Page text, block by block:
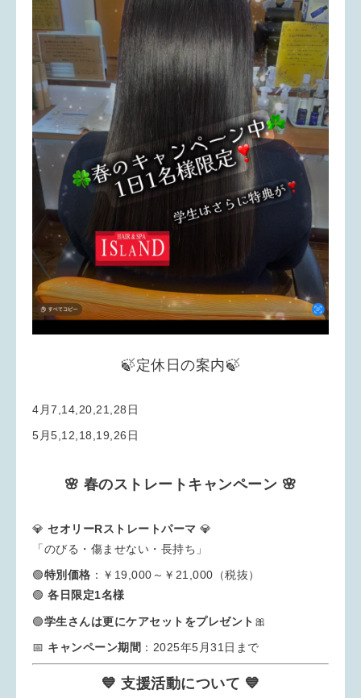
🍃定休日の案内🍃
4月7,14,20,21,28日
5月5,12,18,19,26日
🌸 春のストレートキャンペーン 🌸
💎 セオリーRストレートパーマ 💎
「のびる・傷ませない・長持ち」
🟢特別 価格 ：￥19,000～￥21,000（税抜）
🟢 各日限定1名様
🟢学生さんは更にケアセットをプレゼント 🎀
📅 キャンペーン期間 ：2025年5月31日まで
💙 支援活動について 💙